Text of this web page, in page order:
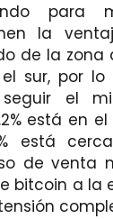
para
la
de la zona
sur, por
el
está en
está
de venta
bitcoin a la